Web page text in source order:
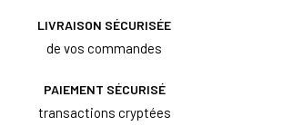
LIVRAISON SÉCURISÉE
de vos commandes
PAIEMENT SÉCURISÉ
transactions cryptées